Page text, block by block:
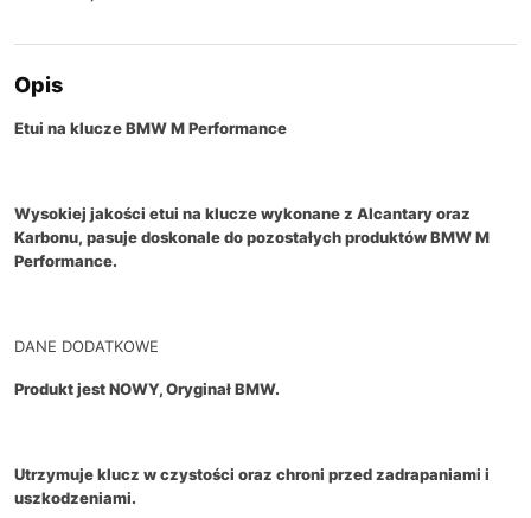
Opis
Etui na klucze BMW M Performance
Wysokiej jakości etui na klucze wykonane z Alcantary oraz
Karbonu, pasuje doskonale do pozostałych produktów BMWM
Performance.
DANE DODATKOWE
Produkt jest NOWY, Oryginał BMW.
Utrzymuje klucz w czystości oraz chroni przed zadrapaniami i
uszkodzeniami.